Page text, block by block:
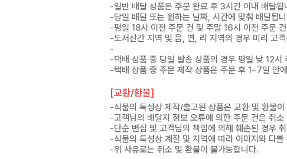
-일반 배달 상품은 주문 완료 후 3시간 이내 배달됩
-당일 배달 또는 원하는 날짜, 시간에 맞춰 배달됩
-평일 18시 이전 주문 건 및 주말 16시 이전 주문
-도서산간 지역 및 읍, 면, 리 지역의 경우 미리 고
-
-택배 상품 중 당일 발송 상품의 경우 평일 낮 12시
-택배 상품 중 주문 제작 상품은 주문 후 1~7일 안
[교환/환불]
-식물의 특성상 제작/출고된 상품은 교환 및 환불이
-고객님의 배달지 정보 오류에 의한 주문 건은 취
-단순 변심 및 고객님의 책임에 의해 훼손된 경우
-식물의 특성상 계절 및 지역에 따라 이미지와 다를
-위 사유로는 취소 및 환불이 불가능합니다.